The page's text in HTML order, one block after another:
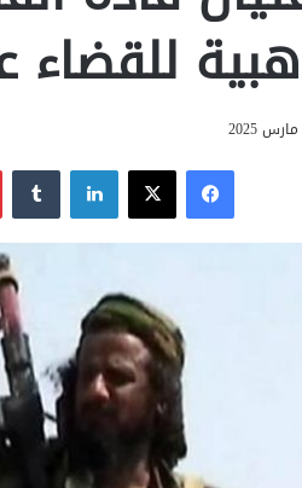
للقضاء
فيسبوك ‫X لينكدإن